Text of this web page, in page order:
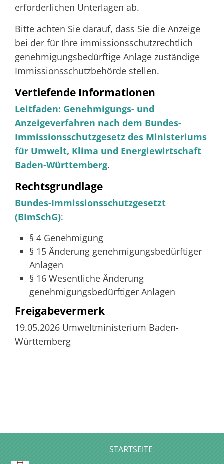
erforderlichen Unterlagen ab.
Bitte achten Sie darauf, dass Sie die Anzeige
bei der für Ihre immissionsschutzrechtlich
genehmigungsbedürftige Anlage zuständige
Immissionsschutzbehörde stellen.
Vertiefende Informationen
Leitfaden: Genehmigungs- und
Anzeigeverfahren nach dem Bundes-
Immissionsschutzgesetz des Ministeriums
für Umwelt, Klima und Energiewirtschaft
Baden-Württemberg.
Rechtsgrundlage
Bundes-Immissionsschutzgesetzt
(BImSchG):
§ 4 Genehmigung
§ 15 Änderung genehmigungsbedürftiger
Anlagen
§ 16 Wesentliche Änderung
genehmigungsbedürftiger Anlagen
Freigabevermerk
19.05.2026 Umweltministerium Baden-
Württemberg
STARTSEITE